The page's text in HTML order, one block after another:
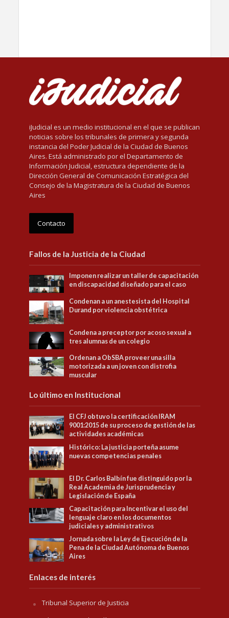
iJudicial es un medio institucional en el que se publican
noticias sobre los tribunales de primera y segunda
instancia del Poder Judicial de la Ciudad de Buenos
Aires. Está administrado por el Departamento de
Información Judicial, estructura dependiente de la
Dirección General de Comunicación Estratégica del
Consejo de la Magistratura de la Ciudad de Buenos
Aires
Contacto
Fallos de la Justicia de la Ciudad
Imponen realizar un taller de capacitación
en discapacidad diseñado para el caso
Condenan a un anestesista del Hospital
Durand por violencia obstétrica
Condena a preceptor por acoso sexual a
tres alumnas de un colegio
Ordenan a ObSBA proveer una silla
motorizada a un joven con distrofia
muscular
Lo último en Institucional
El CFJ obtuvo la certificación IRAM
9001:2015 de su proceso de gestión de las
actividades académicas
Histórico: La justicia porteña asume
nuevas competencias penales
El Dr. Carlos Balbín fue distinguido por la
Real Academia de Jurisprudencia y
Legislación de España
Capacitación para Incentivar el uso del
lenguaje claro en los documentos
judiciales y administrativos
Jornada sobre la Ley de Ejecución de la
Pena de la Ciudad Autónoma de Buenos
Aires
Enlaces de interés
Tribunal Superior de Justicia